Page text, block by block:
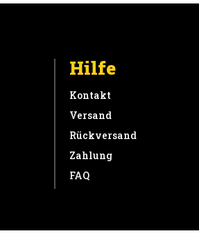
Hilfe
Kontakt
Versand
Rückversand
Zahlung
FAQ